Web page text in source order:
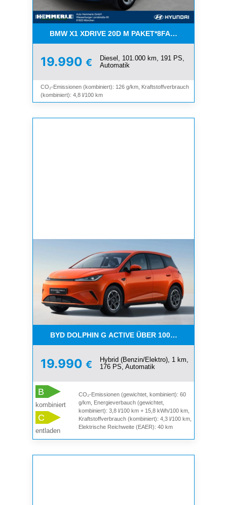
BMW X1 XDRIVE 20D M
19.990 €
Diesel, 101.000 km, 191 PS,
Automatik
CO₂-Emissionen (kombiniert): 126 g/km, Kraftstoffverbrauch
(kombiniert): 4,8 l/100 km
BYD DOLPHIN G ACTIVE ÜBER 1000 KM WEIT
19.990 €
Hybrid (Benzin/Elektro), 1 km,
176 PS, Automatik
B
kombiniert
C
entladen
CO₂-Emissionen (gewichtet, kombiniert): 60
g/km, Energieverbauch (gewichtet,
kombiniert): 3,8 l/100 km + 15,8 kWh/100 km,
Kraftstoffverbrauch (kombiniert): 4,3 l/100 km,
Elektrische Reichweite (EAER): 40 km